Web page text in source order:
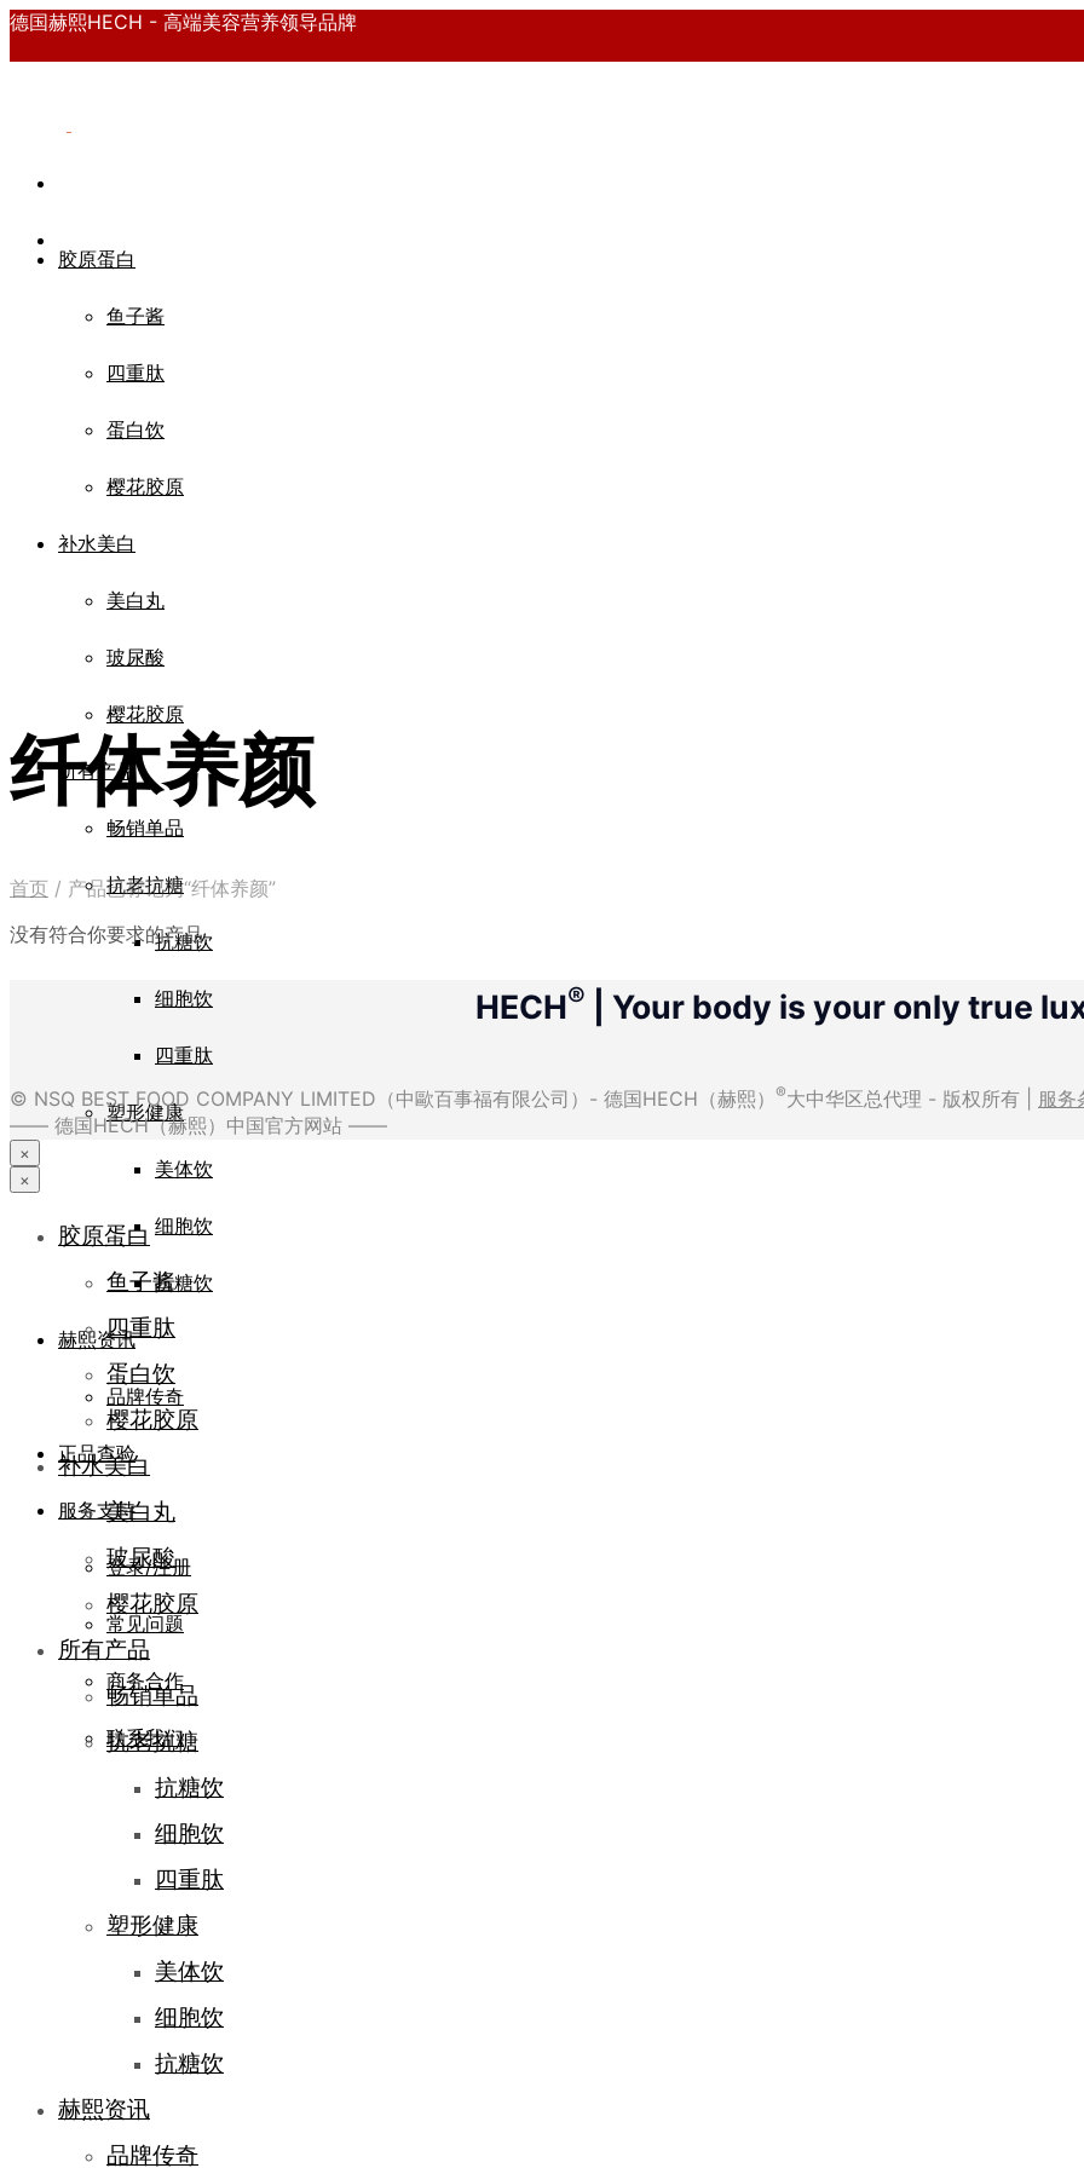
德国赫熙HECH - 高端美容营养领导品牌
胶原蛋白
鱼子酱
四重肽
蛋白饮
樱花胶原
补水美白
美白丸
玻尿酸
樱花胶原
所有产品
畅销单品
抗老抗糖
抗糖饮
细胞饮
四重肽
塑形健康
美体饮
细胞饮
抗糖饮
赫熙资讯
品牌传奇
正品查验
服务支持
登录/注册
常见问题
商务合作
联系我们
纤体养颜
首页 / 产品已标记为“纤体养颜”
没有符合你要求的产品
HECH® | Your body is your only true
© NSQ BEST FOOD COMPANY LIMITED（中歐百事福有限公司）- 德国HECH（赫熙） ®大中华区总代理 - 版权所有 | 服务
—— 德国HECH（赫熙）中国官方网站 ——
×
×
胶原蛋白
鱼子酱
四重肽
蛋白饮
樱花胶原
补水美白
美白丸
玻尿酸
樱花胶原
所有产品
畅销单品
抗老抗糖
抗糖饮
细胞饮
四重肽
塑形健康
美体饮
细胞饮
抗糖饮
赫熙资讯
品牌传奇